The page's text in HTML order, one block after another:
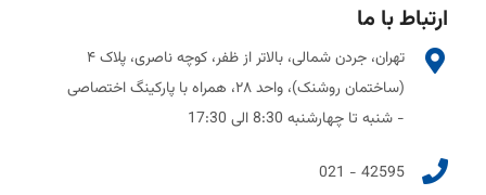
ارتباط با ما
تهران، جردن شمالی، بالاتر از ظفر، کوچه ناصری، پلاک ۴
(ساختمان روشنک)، واحد ۲۸، همراه با پارکینگ اختصاصی
- شنبه تا چهارشنبه 8:30 الی 17:30
42595 - 021